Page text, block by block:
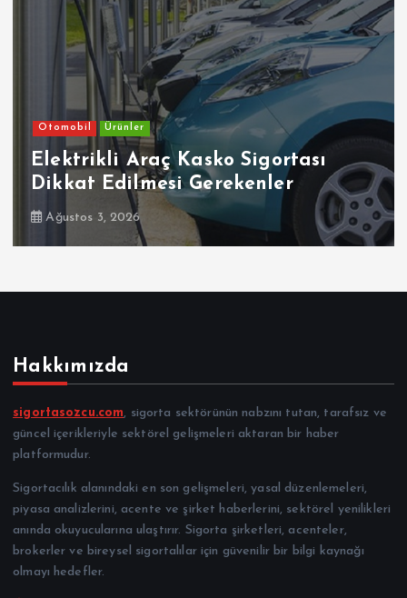
Otomobil
Ehliyetinde Bu Kodlar Olanlar
Dikkat
Temmuz 30, 2026
Hakkımızda
sigortasozcu.com, sigorta sektörünün nabzını tutan, tarafsız ve
güncel içerikleriyle sektörel gelişmeleri aktaran bir haber
platformudur.
Sigortacılık alanındaki en son gelişmeleri, yasal düzenlemeleri,
piyasa analizlerini, acente ve şirket haberlerini, sektörel yenilikleri
anında okuyucularına ulaştırır. Sigorta şirketleri, acenteler,
brokerler ve bireysel sigortalılar için güvenilir bir bilgi kaynağı
olmayı hedefler.